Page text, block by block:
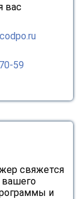
вас
59
свяжется
вашего
и